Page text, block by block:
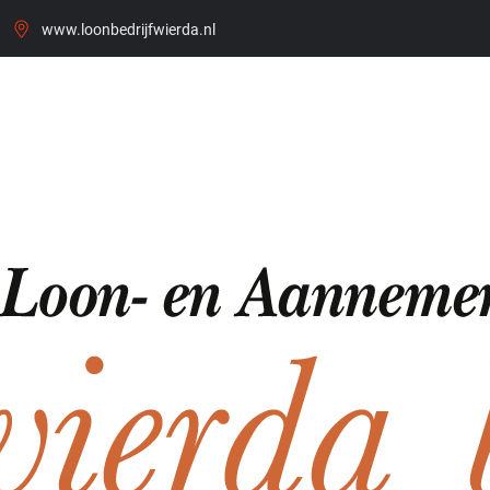
www.loonbedrijfwierda.nl